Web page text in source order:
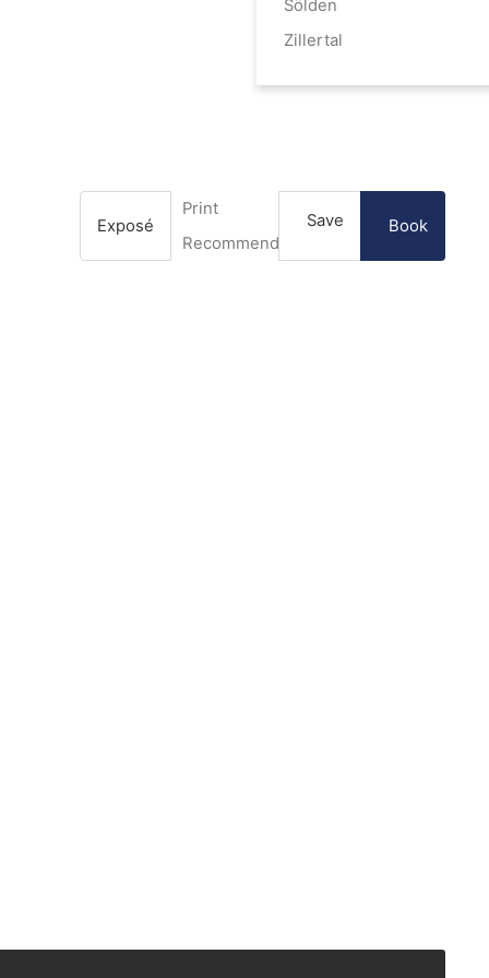
Sölden
Zillertal
Exposé
Print
Recommend
Save Book